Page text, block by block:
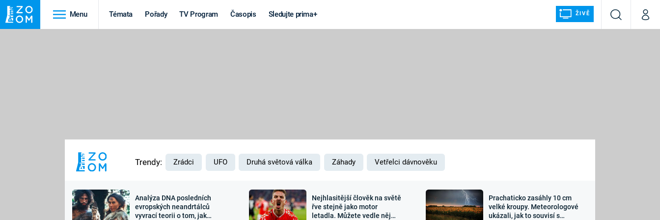
Menu Témata Pořady TV Program Časopis Sledujte prima+ ŽIVĚ
VyhledáváníMůj
MARS
Výročí
Záhady a
Zajímavosti Sledujte nás
Trendy: Zrádci UFO Druhá světová válka Záhady Vetřelci dávnověku
Analýza DNA posledních
evropských neandrtálců
vyvrací teorii o tom, jak
Nejhlasitější člověk na světě
řve stejně jako motor
letadla. Můžete vedle něj
Prachaticko zasáhly 10 cm
velké kroupy. Meteorologové
ukázali, jak to souvisí s